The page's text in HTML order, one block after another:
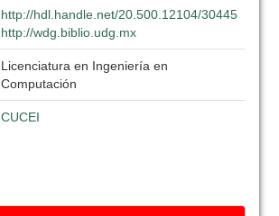
http://hdl.handle.net/20.500.12104/30445
http://wdg.biblio.udg.mx
Licenciatura en Ingeniería en
Computación
CUCEI